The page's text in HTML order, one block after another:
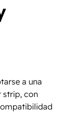
a una
strip, con